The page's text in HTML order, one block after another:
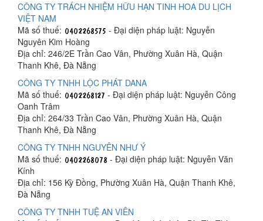
CÔNG TY TRÁCH NHIỆM HỮU HẠN TINH HOA DU LỊCH
VIỆT NAM
Mã số thuế:
- Đại diện pháp luật: Nguyễn
Nguyên Kim Hoàng
Địa chỉ: 246/2E Trần Cao Vân, Phường Xuân Hà, Quận
Thanh Khê, Đà Nẵng
CÔNG TY TNHH LỘC PHÁT DANA
Mã số thuế:
- Đại diện pháp luật: Nguyễn Công
Oanh Trâm
Địa chỉ: 264/33 Trần Cao Vân, Phường Xuân Hà, Quận
Thanh Khê, Đà Nẵng
CÔNG TY TNHH NGUYÊN NHƯ Ý
Mã số thuế:
- Đại diện pháp luật: Nguyễn Văn
Kính
Địa chỉ: 156 Kỳ Đồng, Phường Xuân Hà, Quận Thanh Khê,
Đà Nẵng
CÔNG TY TNHH TUỆ AN VIÊN